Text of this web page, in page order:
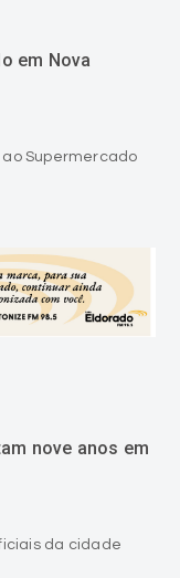
em Nova
ao Supermercado
nove anos em
da cidade